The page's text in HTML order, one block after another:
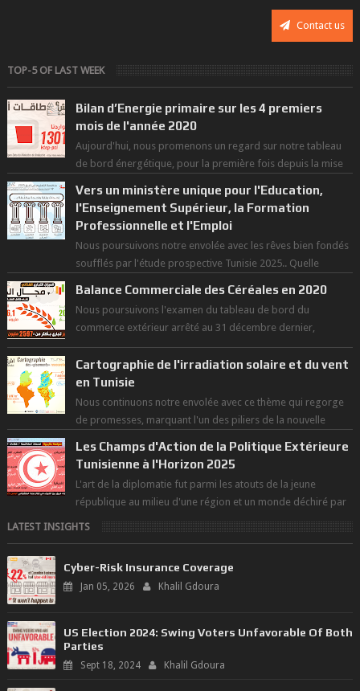
Contact us
TOP-5 OF LAST WEEK
Bilan d’Energie primaire sur les 4 premiers
mois de l'année 2020
Aujourd'hui, nous promenons un regard sur notre tableau
de bord énergétique, pour la première fois depuis la mise
Vers un ministère unique pour l'Education,
l'Enseignement Supérieur, la Formation
Professionnelle et l'Emploi
Nous poursuivons notre envolée avec les rêves bien fondés
soufflés par l'étude prospective Tunisie 2025.. Quelle
Balance Commerciale des Céréales en 2020
Nous poursuivons l'examen du tableau de bord du
commerce extérieur arrêté au 31 décembre dernier,
rendant compte de nos prouesses et man...
Cartographie de l'irradiation solaire et du vent
en Tunisie
Nous continuons notre envolée avec ce thème qui regorge
de promesses, marquant l'un des piliers de la nouvelle
Les Champs d'Action de la Politique Extérieure
Tunisienne à l'Horizon 2025
L'art de la diplomatie fut parmi les atouts de la jeune
république au milieu d'une région et un monde déchiré par
les polarités et...
LATEST INSIGHTS
Cyber-Risk Insurance Coverage
Jan 05, 2026 Khalil Gdoura
US Election 2024: Swing Voters Unfavorable Of Both
Parties
Sept 18, 2024 Khalil Gdoura